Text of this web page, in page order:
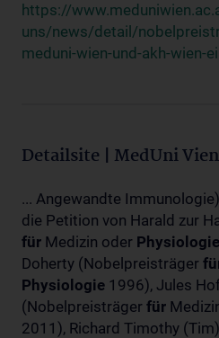
https://
uns/news/detail/
meduni-wien-und-akh-wien-
Detailsite | MedUni
... Angewandte
die Petition von Harald zur
für Medizin oder Physiologie
Doherty (Nobelpreisträger
Physiologie 1996), Jules
(Nobelpreisträger für
2011), Richard Timothy